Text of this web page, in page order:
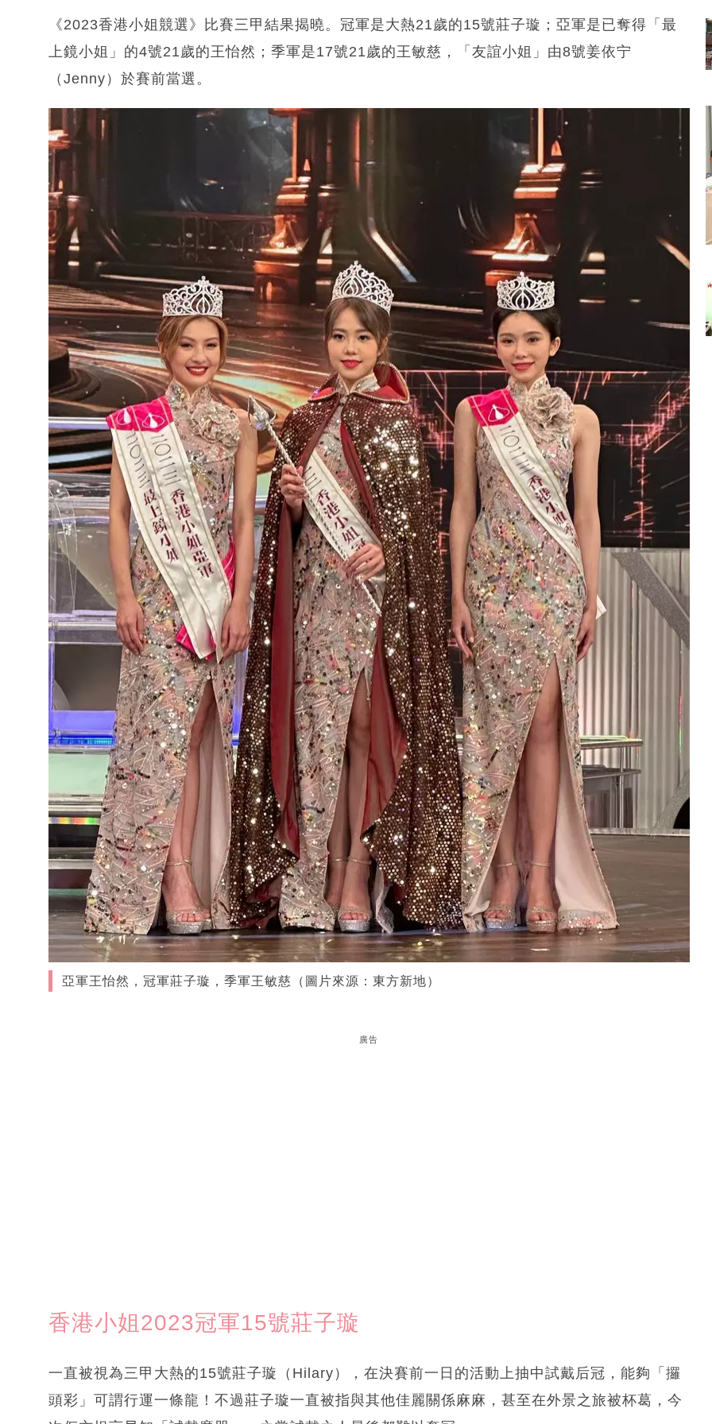
《2023香港小姐競選》比賽三甲結果揭曉。冠軍是大熱21歲的15號莊子璇；亞軍是已奪得「最
上鏡小姐」的4號21歲的王怡然；季軍是17號21歲的王敏慈，「友誼小姐」由8號姜依宁
（Jenny）於賽前當選。
亞軍王怡然，冠軍莊子璇，季軍王敏慈（圖片來源：東方新地）
廣告
香港小姐2023冠軍15號莊子璇
一直被視為三甲大熱的15號莊子璇（Hilary），在決賽前一日的活動上抽中試戴后冠，能夠「攞
頭彩」可謂行運一條龍！不過莊子璇一直被指與其他佳麗關係麻麻，甚至在外景之旅被杯葛，今